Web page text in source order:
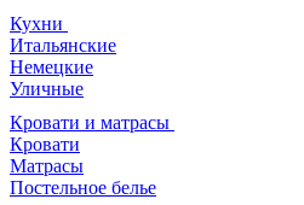
Кухни
Итальянские
Немецкие
Уличные
Кровати и матрасы
Кровати
Матрасы
Постельное белье